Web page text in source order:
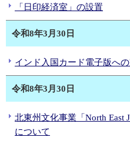
「日印経済室」の設置
令和8年3月30日
インド入国カード電子版へ
令和8年3月30日
北東州文化事業「North East
について